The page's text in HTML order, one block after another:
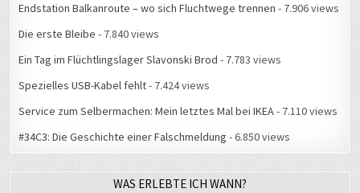
Endstation Balkanroute – wo sich Fluchtwege trennen - 7.906 views
Die erste Bleibe - 7.840 views
Ein Tag im Flüchtlingslager Slavonski Brod - 7.783 views
Spezielles USB-Kabel fehlt- 7.424 views
Service zum Selbermachen: Mein letztes Mal bei IKEA- 7.110 views
#34C3: Die Geschichte einer Falschmeldung - 6.850 views
WAS ERLEBTE ICH WANN?